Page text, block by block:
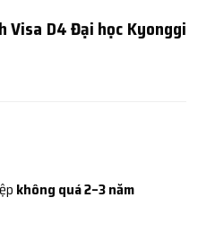
Visa D4 Đại học Kyonggi
không quá 2–3 năm